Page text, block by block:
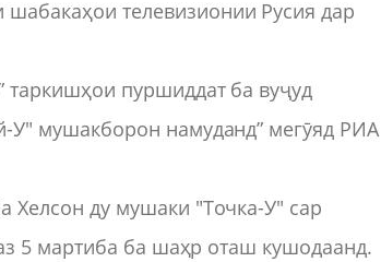
телевизионии Русия дар
таркишҳои пуршиддат ба вуҷуд
У" мушакборон намуданд” мегӯяд РИА
Хелсон ду мушаки "Точка-У" сар
5 мартиба ба шаҳр оташ кушодаанд.